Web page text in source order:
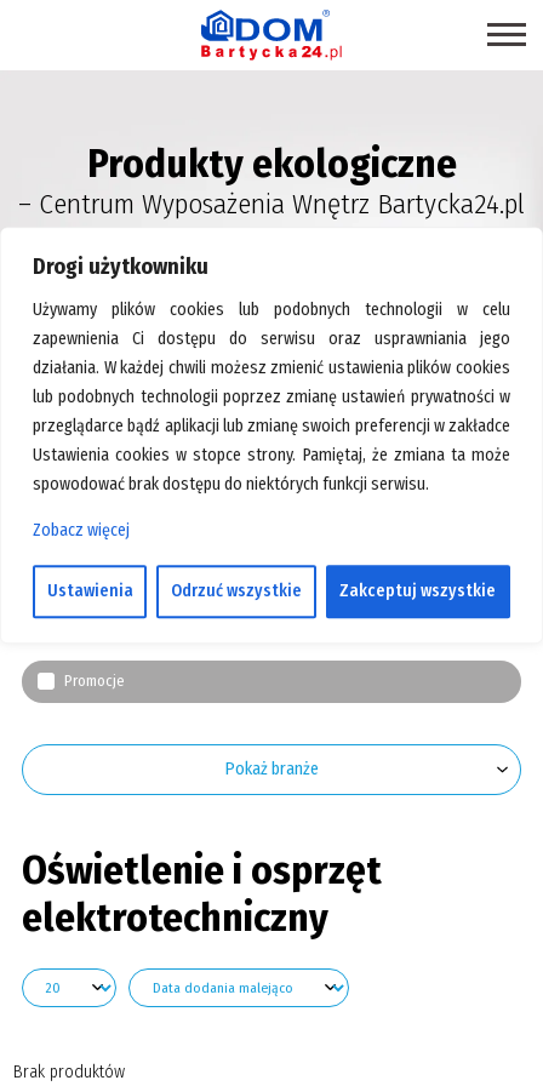
Drogi użytkowniku
Używamy plików cookies lub podobnych technologii w celu
zapewnienia Ci dostępu do serwisu oraz usprawniania jego
działania. W każdej chwili możesz zmienić ustawienia plików cookies
lub podobnych technologii poprzez zmianę ustawień prywatności w
przeglądarce bądź aplikacji lub zmianę swoich preferencji w zakładce
Ustawienia cookies w stopce strony. Pamiętaj, że zmiana ta może
spowodować brak dostępu do niektórych funkcji serwisu.
Zobacz więcej
Ustawienia Odrzuć wszystkie Zakceptuj wszystkie
SKLEPY
PROMOCJE
BRANŻE
MAPA CENTRUM
BLOG EKSPERCKI
INSPIRACJE
GALERIA
Produkty ekologiczne
– Centrum Wyposażenia Wnętrz Bartycka24.pl
Filtry
Stan produktu
Promocje
Pokaż branże
Oświetlenie i osprzęt
elektrotechniczny
Brak produktów